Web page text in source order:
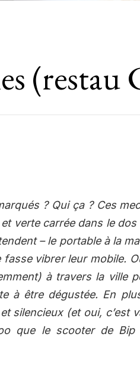
(restau
? Qui ça ? Ces
verte carrée dans le
– le portable à la
fasse vibrer leur mobile.
à travers la ville
à être dégustée. En
silencieux (et oui, c’est
que le scooter de